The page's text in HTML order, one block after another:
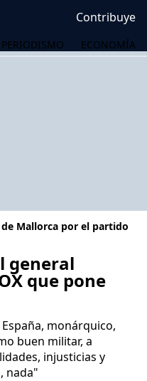
Contribuye
PERIODISMO ECONOMÍA
Mallorca por el partido
general
que pone
monárquico,
buen militar, a
injusticias y
nada"